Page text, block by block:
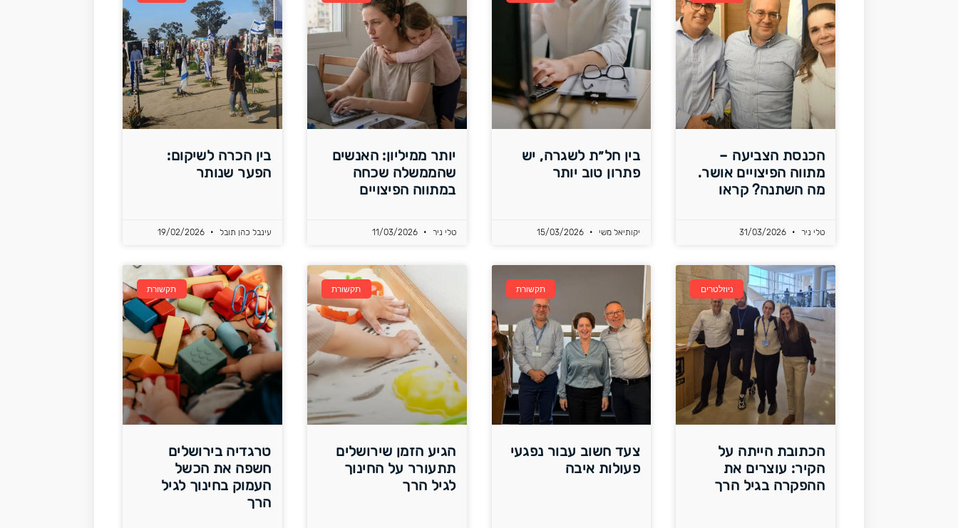
הכנסת הצביעה –
מתווה הפיצויים אושר.
מה השתנה? קראו
טלי ניר
בין חל״ת לשגרה, יש
פתרון טוב יותר
יקותיאל משי
יותר ממיליון: האנשים
שהממשלה שכחה
במתווה הפיצויים
טלי ניר 11/03/2026
בין הכרה לשיקום:
הפער שנותר
עינבל כהן תובל 19/02/2026
ניוזלטרים
הכתובת הייתה על
הקיר: עוצרים את
ההפקרה בגיל הרך
תקשורת
צעד חשוב עבור נפגעי
פעולות איבה
תקשורת
הגיע הזמן שירושלים
תתעורר על החינוך
לגיל הרך
תקשורת
טרגדיה בירושלים
חשפה את הכשל
העמוק בחינוך לגיל
הרך